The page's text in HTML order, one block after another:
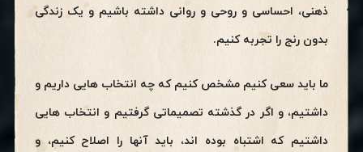
ذهنی، احساسی و روحی و روانی داشته باشیم و یک زندگی
بدون رنج را تجربه کنیم.
ما باید سعی کنیم مشخص کنیم که چه انتخاب هایی داریم و
داشتیم، و اگر در گذشته تصمیماتی گرفتیم و انتخاب هایی
داشتیم که اشتباه بوده اند، باید آنها را اصلاح کنیم، و